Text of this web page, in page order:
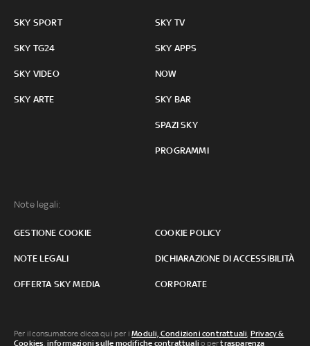
SKY SPORT
SKY TG24
SKY VIDEO
SKY ARTE
SKY TV
SKY APPS
NOW
SKY BAR
SPAZI SKY
PROGRAMMI
Note legali:
GESTIONE COOKIE COOKIE POLICY
NOTE LEGALI DICHIARAZIONE DI ACCESSIBILITÀ
OFFERTA SKY MEDIA CORPORATE
Per il consumatore clicca qui per iModuli, Condizioni contrattuali, Privacy &
Cookies, informazioni sulle modifiche contrattuali o pertrasparenza